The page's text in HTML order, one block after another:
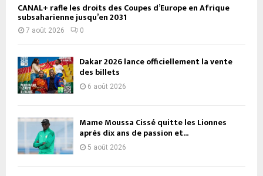
CANAL+ rafle les droits des Coupes d’Europe en Afrique
subsaharienne jusqu’en 2031
7 août 2026 0
Dakar 2026 lance officiellement la vente
des billets
6 août 2026
Mame Moussa Cissé quitte les Lionnes
après dix ans de passion et...
5 août 2026